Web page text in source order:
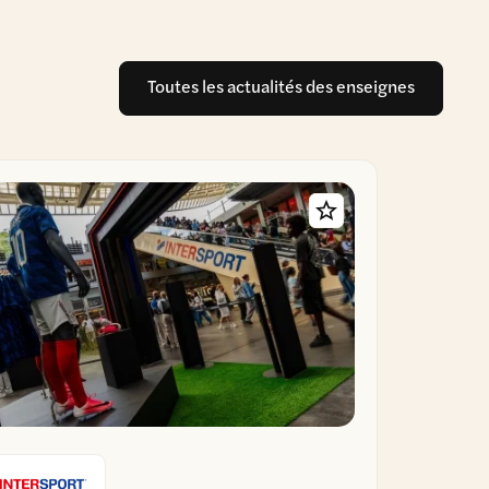
Toutes les actualités des enseignes